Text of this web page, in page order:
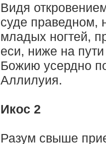
Видя
суде праведном,
младых ногтей,
еси, ниже на
Божию усердно
Аллилуия.
Икос 2
Разум свыше